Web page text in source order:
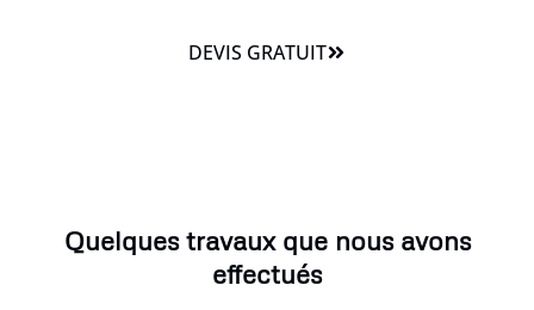
DEVIS GRATUIT
Quelques travaux que nous avons
effectués